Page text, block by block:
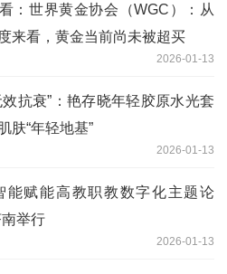
：世界黄金协会（WGC）：从
来看，黄金当前尚未被超买
2026-01-13
效抗衰”：艳存晓年轻胶原水光套
肤“年轻地基”
2026-01-13
能赋能高教职教数字化主题论
南举行
2026-01-13